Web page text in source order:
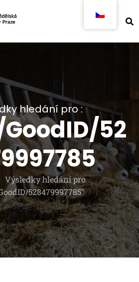
hledání pro :
52
Výsledky hledání pro
528479997785"